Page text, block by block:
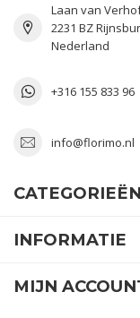
Laan van
2231 BZ
Nederland
+316 155 833 96
info@florimo.nl
CATEGORIEËN
INFORMATIE
MIJN